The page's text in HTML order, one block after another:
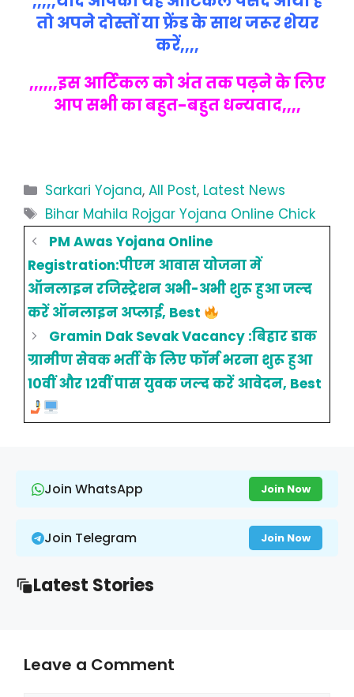
तो अपने दोस्तों या फ्रेंड के साथ जरूर शेयर
करें,,,,
,,,,,,इस आर्टिकल को अंत तक पढ़ने के लिए
आप सभी का बहुत-बहुत धन्यवाद,,,,
Categories
Sarkari Yojana,All Post, Latest News
Tags
Bihar Mahila Rojgar Yojana Online Chick
PM Awas Yojana Online
Registration:पीएम आवास योजना में
ऑनलाइन रजिस्ट्रेशन अभी-अभी शुरू हुआ जल्द
करें ऑनलाइन अप्लाई, Best
Gramin Dak Sevak Vacancy :बिहार डाक
ग्रामीण सेवक भर्ती के लिए फॉर्म भरना शुरू हुआ
10वीं और 12वीं पास युवक जल्द करें आवेदन, Best
Join WhatsApp Join Now
Join Telegram Join Now
Latest Stories
Leave a Comment